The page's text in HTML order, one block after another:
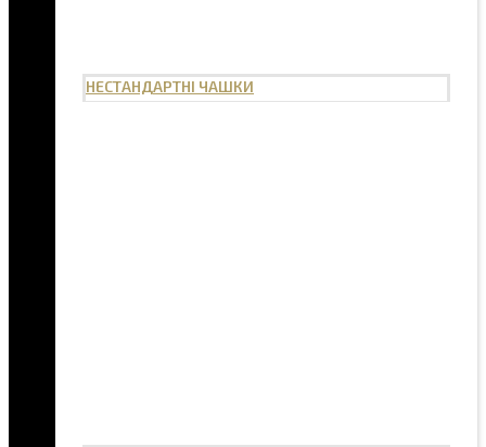
НЕСТАНДАРТНІ ЧАШКИ